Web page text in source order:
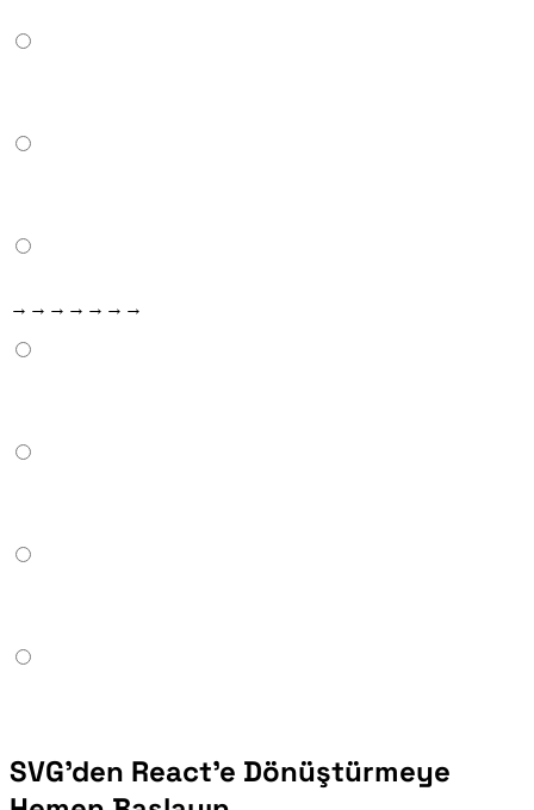
SVG'den React'e araç, bilinen tüm tire içeren öznitelikleri işler: clip-rule → clipRule, fill-opacity → fillOpacity, stroke-linecap → strokeLinecap, stroke-linejoin → strokeLinejoin, stroke-width → strokeWidth, xlink:href → href, class → className. Çıkış her zaman geçerli JSX'tir.
SVG'den React'e Dönüştürmeye